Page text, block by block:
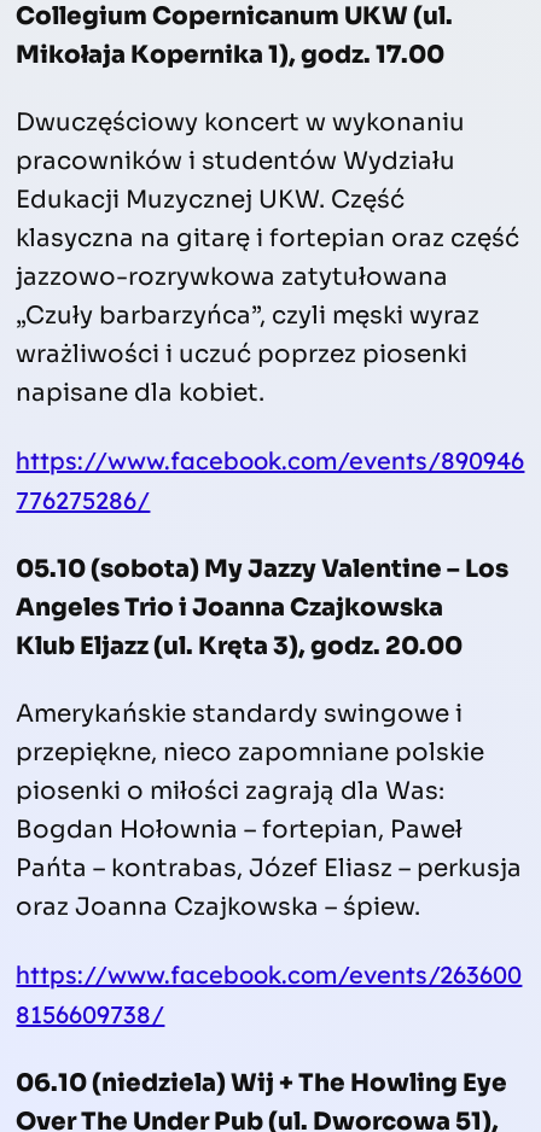
Collegium Copernicanum UKW (ul.
Mikołaja Kopernika 1), godz. 17.00
Dwuczęściowy koncert w wykonaniu
pracowników i studentów Wydziału
Edukacji Muzycznej UKW. Część
klasyczna na gitarę i fortepian oraz część
jazzowo-rozrywkowa zatytułowana
„Czuły barbarzyńca”, czyli męski wyraz
wrażliwości i uczuć poprzez piosenki
napisane dla kobiet.
https://www.facebook.com/events/890946
776275286/
05.10 (sobota) My Jazzy Valentine – Los
Angeles Trio i Joanna Czajkowska
Klub Eljazz (ul. Kręta 3), godz. 20.00
Amerykańskie standardy swingowe i
przepiękne, nieco zapomniane polskie
piosenki o miłości zagrają dla Was:
Bogdan Hołownia – fortepian, Paweł
Pańta – kontrabas, Józef Eliasz – perkusja
oraz Joanna Czajkowska – śpiew.
https://www.facebook.com/events/263600
8156609738/
06.10 (niedziela) Wij + The Howling Eye
Over The Under Pub (ul. Dworcowa 51),